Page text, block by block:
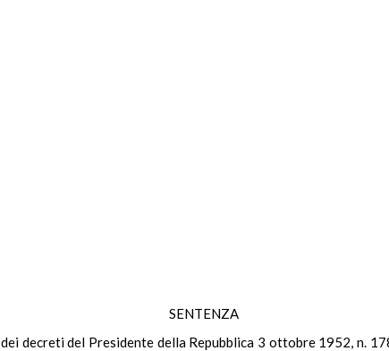
SENTENZA
decreti del Presidente della Repubblica 3 ottobre 1952, n.